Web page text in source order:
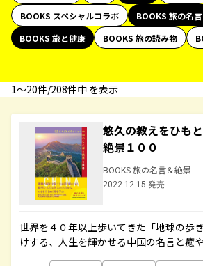
BOOKS スペシャルコラボ
BOOKS 旅の名
BOOKS 旅と健康
BOOKS 旅の読み物
1〜20件/208件中 を表示
悠久の教えをひも
絶景１００
BOOKS 旅の名言＆絶景
2022.12.15 発売
世界を４０年以上歩いてきた「地球の歩
けする、人生を輝かせる中国の名言と癒